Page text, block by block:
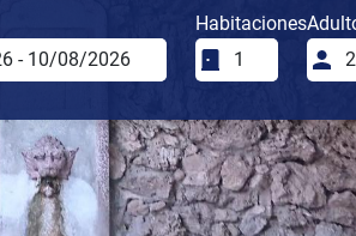
Habitaciones